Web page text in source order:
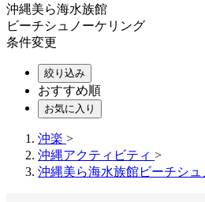
沖縄美ら海水族館
ビーチシュノーケリング
条件変更
絞り込み
おすすめ順
お気に入り
沖楽 >
沖縄アクティビティ >
沖縄美ら海水族館ビーチシ